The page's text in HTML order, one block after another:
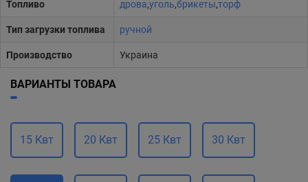
Топливо дрова,уголь,брикеты,торф
Тип загрузки топлива ручной
Производство Украина
ВАРИАНТЫ ТОВАРА
15 Квт 20 Квт 25 Квт 30 Квт